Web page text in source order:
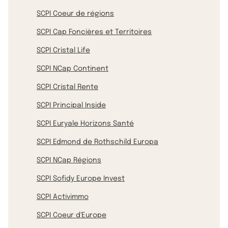
SCPI Coeur de régions
SCPI Cap Foncières et Territoires
SCPI Cristal Life
SCPI NCap Continent
SCPI Cristal Rente
SCPI Principal Inside
SCPI Euryale Horizons Santé
SCPI Edmond de Rothschild Europa
SCPI NCap Régions
SCPI Sofidy Europe Invest
SCPI Activimmo
SCPI Coeur d'Europe